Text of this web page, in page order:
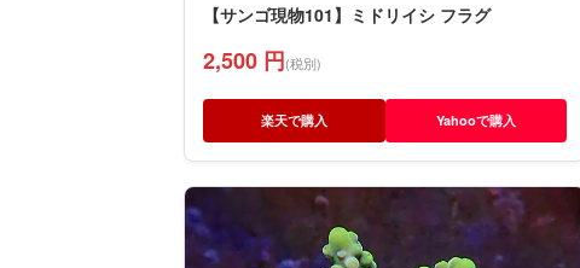
【サンゴ現物101】ミドリイシ フラグ
2,500 円(税別)
楽天で購入 Yahooで購入